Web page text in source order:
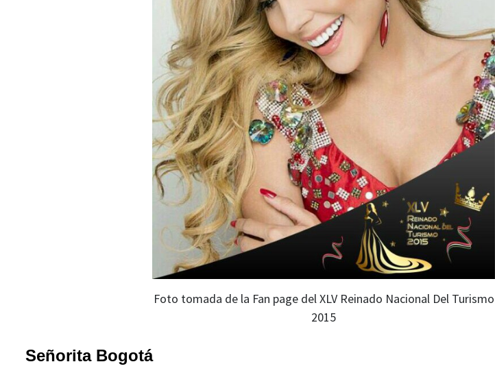
Foto tomada de la Fan page del XLV Reinado Nacional Del Turismo
2015
Señorita Bogotá